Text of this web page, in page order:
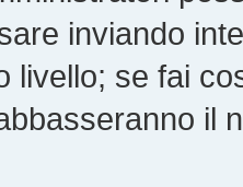
inviando
livello; se fai
il